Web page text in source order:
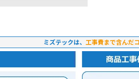
ミズテックは、 工事費まで含んだ